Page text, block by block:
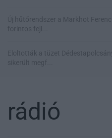
Új hűtőrendszer a Markhot
forintos fejl...
Eloltották a tüzet
sikerült megf...
rádió